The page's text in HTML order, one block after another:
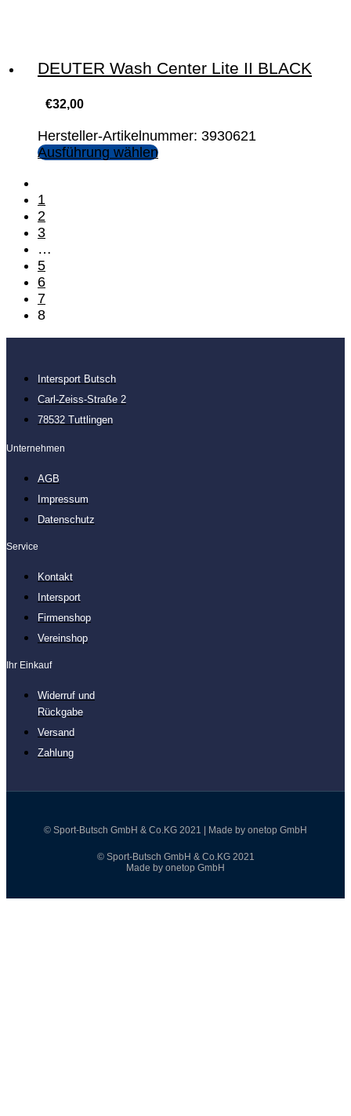
DEUTER Wash Center Lite II BLACK
€32,00
Hersteller-Artikelnummer: 3930621
Ausführung wählen
1
2
3
…
5
6
7
8
Intersport Butsch
Carl-Zeiss-Straße 2
78532 Tuttlingen
Unternehmen
AGB
Impressum
Datenschutz
Service
Kontakt
Intersport
Firmenshop
Vereinshop
Ihr Einkauf
Widerruf und
Rückgabe
Versand
Zahlung
© Sport-Butsch GmbH & Co.KG 2021 | Made by onetop GmbH
© Sport-Butsch GmbH & Co.KG 2021
Made by onetop GmbH